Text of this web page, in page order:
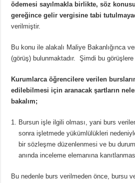
ödemesi sayılmakla birlikte, söz
gereğince gelir vergisine tabi
verilmiştir.
Bu konu ile alakalı Maliye Bakanlığınca
(görüş) bulunmaktadır. Şimdi bu görüşlere
Kurumlarca öğrencilere verilen
edilebilmesi için aranacak şartların
bakalım;
Bursun işle ilgili olması, yani burs
sonra işletmede yükümlülükleri
bir sözleşme düzenlenmesi ve bu
anında inceleme elemanına
Bu nedenle burs verilmeden önce, bursu